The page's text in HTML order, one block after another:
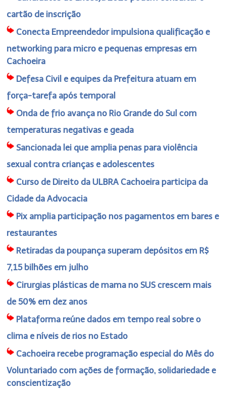
cartão de inscrição
Conecta Empreendedor impulsiona qualificação e
networking para micro e pequenas empresas em
Cachoeira
Defesa Civil e equipes da Prefeitura atuam em
força-tarefa após temporal
Onda de frio avança no Rio Grande do Sul com
temperaturas negativas e geada
Sancionada lei que amplia penas para violência
sexual contra crianças e adolescentes
Curso de Direito da ULBRA Cachoeira participa da
Cidade da Advocacia
Pix amplia participação nos pagamentos em bares e
restaurantes
Retiradas da poupança superam depósitos em R$
7,15 bilhões em julho
Cirurgias plásticas de mama no SUS crescem mais
de 50% em dez anos
Plataforma reúne dados em tempo real sobre o
clima e níveis de rios no Estado
Cachoeira recebe programação especial do Mês do
Voluntariado com ações de formação, solidariedade e
conscientização